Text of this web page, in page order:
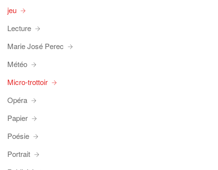
jeu
Lecture
Marie José Perec
Météo
Micro-trottoir
Opéra
Papier
Poésie
Portrait